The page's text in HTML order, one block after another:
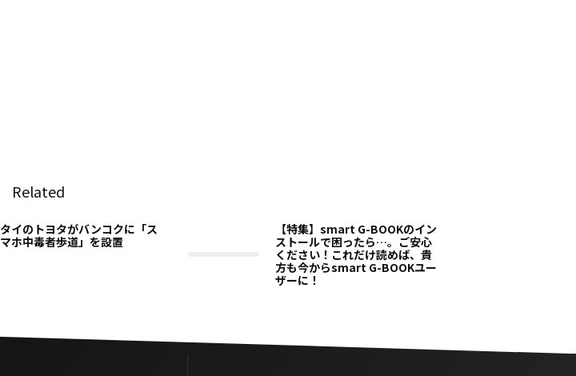
Related
タイのトヨタがバンコクに「ス
マホ中毒者歩道」を設置
【特集】smart G-BOOKのイン
ストールで困ったら…。ご安心
ください！これだけ読めば、貴
方も今からsmart G-BOOKユー
ザーに！